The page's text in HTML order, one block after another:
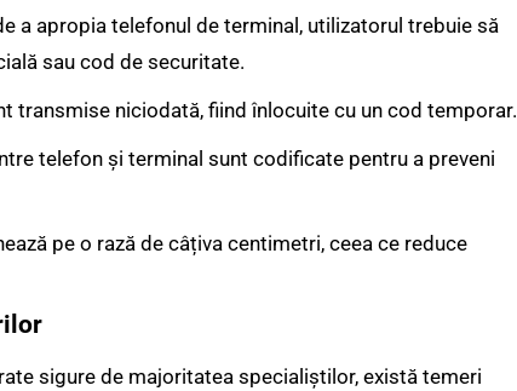
a apropia telefonul de terminal, utilizatorul trebuie să
sau cod de securitate.
transmise niciodată, fiind înlocuite cu un cod temporar.
telefon și terminal sunt codificate pentru a preveni
pe o rază de câțiva centimetri, ceea ce reduce
sigure de majoritatea specialiștilor, există temeri